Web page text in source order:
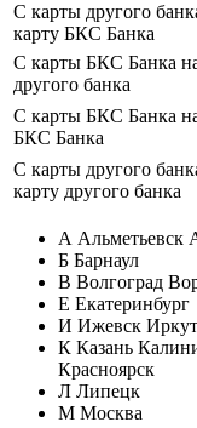
С карты другого
карту БКС Банка
С карты БКС Банка
другого банка
С карты БКС Банка
БКС Банка
С карты другого
карту другого банка
А Альметьевск
Б Барнаул
В Волгоград
Е Екатеринбург
И Ижевск
К Казань
Красноярск
Л Липецк
М Москва